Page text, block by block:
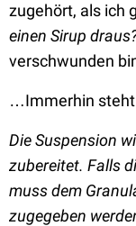
zugehört, als ich
einen Sirup
verschwunden
…Immerhin
Die Suspension
zubereitet. Falls
muss dem
zugegeben